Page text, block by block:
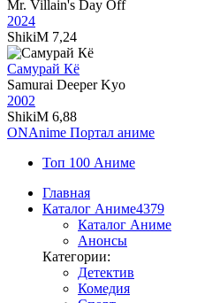
Mr. Villain's Day Off
2024
ShikiM 7,24
Самурай Кё
Samurai Deeper Kyo
2002
ShikiM 6,88
ONAnime Портал аниме
Топ 100 Аниме
Главная
Каталог Аниме4379
Каталог Аниме
Анонсы
Категории:
Детектив
Комедия